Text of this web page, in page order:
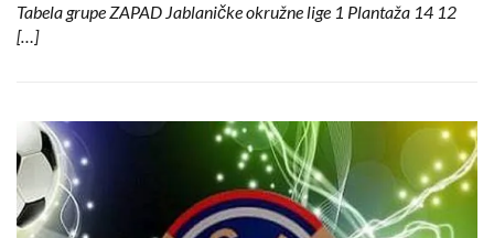
Tabela grupe ZAPAD Jablaničke okružne lige 1 Plantaža 14 12
[…]